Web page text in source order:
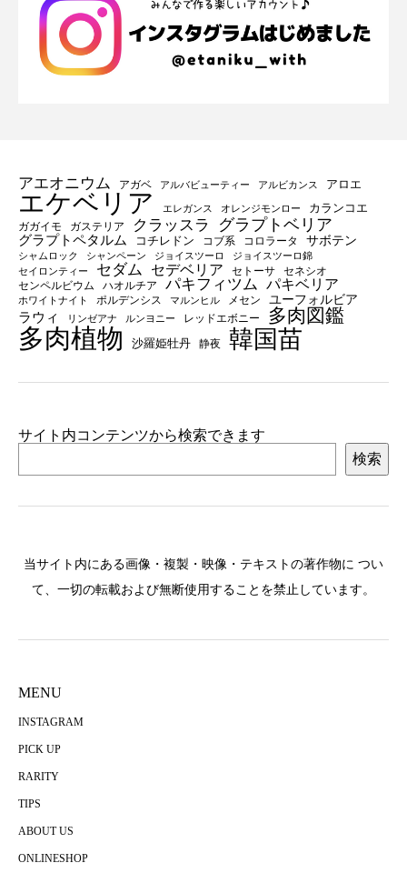
アエオニウム アガベ アルバビューティー アルビカンス アロエ
エケベリア エレガンス オレンジモンロー カランコエ
ガガイモ ガステリア クラッスラ グラプトベリア
グラプトペタルム コチレドン コブ系 コロラータ サボテン
シャムロック シャンペーン ジョイスツーロ
ジョイスツーロ錦
セイロンティー
セダム セデベリア セトーサ
セネシオ
センペルビウム
ハオルチア パキフィツム パキベリア
ホワイトナイト ポルデンシス マルンヒル メセン
ユーフォルビア
ラウィ
リンゼアナ ルンヨニー レッドエボニー 多肉図鑑
多肉植物 沙羅姫牡丹 静夜 韓国苗
サイト内コンテンツから検索できます
検索
当サイト内にある画像・複製・映像・テキストの著作物に つい
て、一切の転載および無断使用することを禁止しています。
MENU
INSTAGRAM
PICK UP
RARITY
TIPS
ABOUT US
ONLINESHOP